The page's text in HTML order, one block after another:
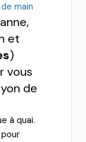
main
et
)
vous
de
à quai.